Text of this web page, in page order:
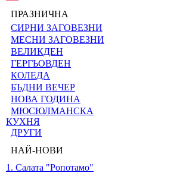
ПРАЗНИЧНА
СИРНИ ЗАГОВЕЗНИ
МЕСНИ ЗАГОВЕЗНИ
ВЕЛИКДЕН
ГЕРГЬОВДЕН
КОЛЕДА
БЪДНИ ВЕЧЕР
НОВА ГОДИНА
МЮСЮЛМАНСКА
КУХНЯ
ДРУГИ
НАЙ-НОВИ
1. Салата "Ропотамо"